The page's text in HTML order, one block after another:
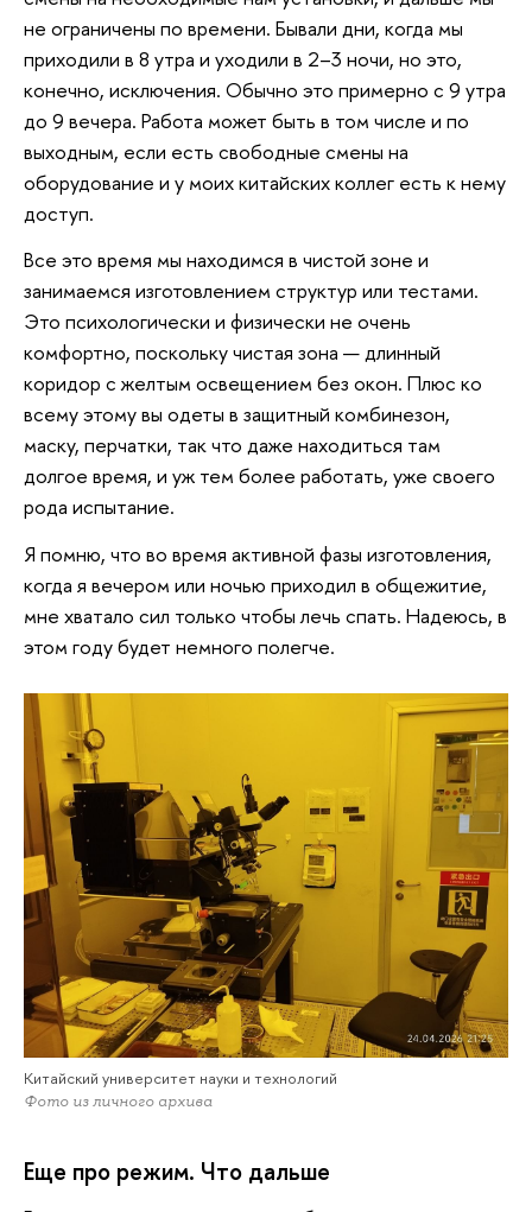
не ограничены по времени. Бывали дни, когда мы
приходили в 8 утра и уходили в 2–3 ночи, но это,
конечно, исключения. Обычно это примерно с 9 утра
до 9 вечера. Работа может быть в том числе и по
выходным, если есть свободные смены на
оборудование и у моих китайских коллег есть к нему
доступ.
Все это время мы находимся в чистой зоне и
занимаемся изготовлением структур или тестами.
Это психологически и физически не очень
комфортно, поскольку чистая зона — длинный
коридор с желтым освещением без окон. Плюс ко
всему этому вы одеты в защитный комбинезон,
маску, перчатки, так что даже находиться там
долгое время, и уж тем более работать, уже своего
рода испытание.
Я помню, что во время активной фазы изготовления,
когда я вечером или ночью приходил в общежитие,
мне хватало сил только чтобы лечь спать. Надеюсь, в
этом году будет немного полегче.
Китайский университет науки и технологий
Фото из личного архива
Еще про режим. Что дальше